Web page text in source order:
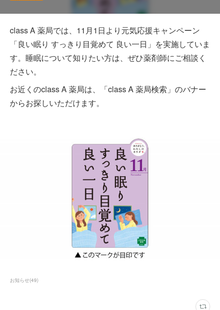
class A 薬局では、11月1日より元気応援キャンペーン
「良い眠り すっきり目覚めて 良い一日」を実施していま
す。睡眠について知りたい方は、ぜひ薬剤師にご相談く
ださい。
お近くのclass A 薬局は、「class A 薬局検索」のバナー
からお探しいただけます。
お知らせ(49)